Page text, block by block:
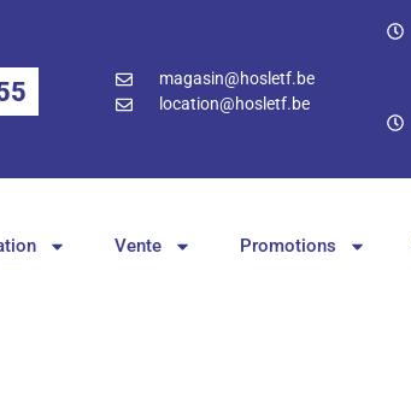
magasin@hosletf.be
location@hosletf.be
Vente Promotions